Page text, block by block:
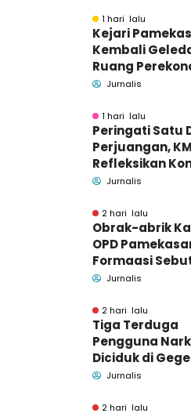
1 hari lalu
Kejari
Kembali
Ruang
Pidsus: Tunggu
Jurnalis
1 hari lalu
Peringati Satu
Perjuangan,
Refleksikan
untuk
Jurnalis
2 hari lalu
Obrak-abrik
OPD
Formaasi
Pamekasan
Jurnalis
2 hari lalu
Tiga Terduga
Pengguna
Diciduk di
Bangkalan,
Barang Bukti
Jurnalis
2 hari lalu